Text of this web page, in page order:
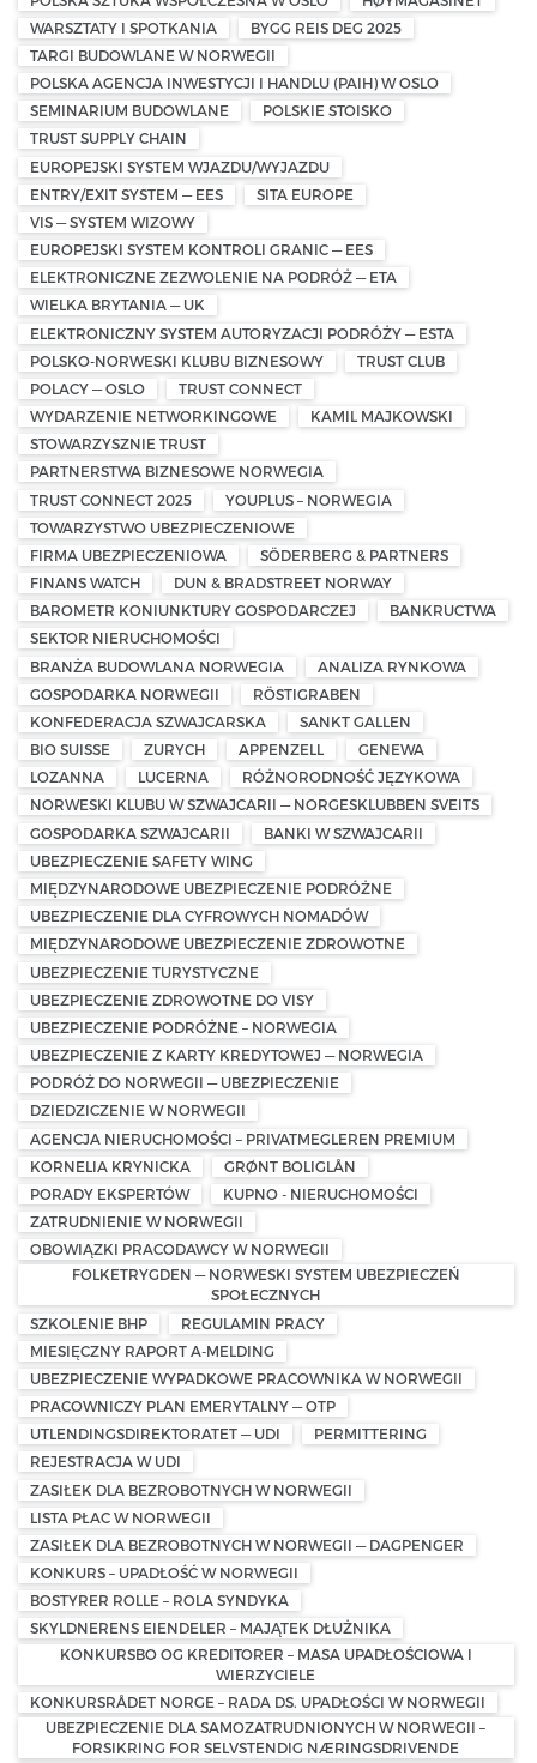
WARSZTATY I SPOTKANIA
BYGG REIS DEG 2025
TARGI BUDOWLANE W NORWEGII
POLSKA AGENCJA INWESTYCJI I HANDLU (PAIH) W OSLO
SEMINARIUM BUDOWLANE
POLSKIE STOISKO
TRUST SUPPLY CHAIN
EUROPEJSKI SYSTEM WJAZDU/WYJAZDU
ENTRY/EXIT SYSTEM — EES
SITA EUROPE
VIS — SYSTEM WIZOWY
EUROPEJSKI SYSTEM KONTROLI GRANIC — EES
ELEKTRONICZNE ZEZWOLENIE NA PODRÓŻ — ETA
WIELKA BRYTANIA — UK
ELEKTRONICZNY SYSTEM AUTORYZACJI PODRÓŻY — ESTA
POLSKO-NORWESKI KLUBU BIZNESOWY
TRUST CLUB
POLACY — OSLO
TRUST CONNECT
WYDARZENIE NETWORKINGOWE
KAMIL MAJKOWSKI
STOWARZYSZNIE TRUST
PARTNERSTWA BIZNESOWE NORWEGIA
TRUST CONNECT 2025
YOUPLUS – NORWEGIA
TOWARZYSTWO UBEZPIECZENIOWE
FIRMA UBEZPIECZENIOWA
SÖDERBERG & PARTNERS
FINANS WATCH
DUN & BRADSTREET NORWAY
BAROMETR KONIUNKTURY GOSPODARCZEJ
BANKRUCTWA
SEKTOR NIERUCHOMOŚCI
BRANŻA BUDOWLANA NORWEGIA
ANALIZA RYNKOWA
GOSPODARKA NORWEGII
RÖSTIGRABEN
KONFEDERACJA SZWAJCARSKA
SANKT GALLEN
BIO SUISSE
ZURYCH APPENZELL
GENEWA
LOZANNA
LUCERNA
RÓŻNORODNOŚĆ JĘZYKOWA
NORWESKI KLUBU W SZWAJCARII — NORGESKLUBBEN SVEITS
GOSPODARKA SZWAJCARII
BANKI W SZWAJCARII
UBEZPIECZENIE SAFETY WING
MIĘDZYNARODOWE UBEZPIECZENIE PODRÓŻNE
UBEZPIECZENIE DLA CYFROWYCH NOMADÓW
MIĘDZYNARODOWE UBEZPIECZENIE ZDROWOTNE
UBEZPIECZENIE TURYSTYCZNE
UBEZPIECZENIE ZDROWOTNE DO VISY
UBEZPIECZENIE PODRÓŻNE – NORWEGIA
UBEZPIECZENIE Z KARTY KREDYTOWEJ — NORWEGIA
PODRÓŻ DO NORWEGII — UBEZPIECZENIE
DZIEDZICZENIE W NORWEGII
AGENCJA NIERUCHOMOŚCI – PRIVATMEGLEREN PREMIUM
KORNELIA KRYNICKA
GRØNT BOLIGLÅN
PORADY EKSPERTÓW
KUPNO - NIERUCHOMOŚCI
ZATRUDNIENIE W NORWEGII
OBOWIĄZKI PRACODAWCY W NORWEGII
FOLKETRYGDEN — NORWESKI SYSTEM UBEZPIECZEŃ
SPOŁECZNYCH
SZKOLENIE BHP
REGULAMIN PRACY
MIESIĘCZNY RAPORT A-MELDING
UBEZPIECZENIE WYPADKOWE PRACOWNIKA W NORWEGII
PRACOWNICZY PLAN EMERYTALNY — OTP
UTLENDINGSDIREKTORATET — UDI
PERMITTERING
REJESTRACJA W UDI
ZASIŁEK DLA BEZROBOTNYCH W NORWEGII
LISTA PŁAC W NORWEGII
ZASIŁEK DLA BEZROBOTNYCH W NORWEGII — DAGPENGER
KONKURS – UPADŁOŚĆ W NORWEGII
BOSTYRER ROLLE – ROLA SYNDYKA
SKYLDNERENS EIENDELER – MAJĄTEK DŁUŻNIKA
KONKURSBO OG KREDITORER – MASA UPADŁOŚCIOWA I
WIERZYCIELE
KONKURSRÅDET NORGE – RADA DS. UPADŁOŚCI W NORWEGII
UBEZPIECZENIE DLA SAMOZATRUDNIONYCH W NORWEGII –
FORSIKRING FOR SELVSTENDIG NÆRINGSDRIVENDE